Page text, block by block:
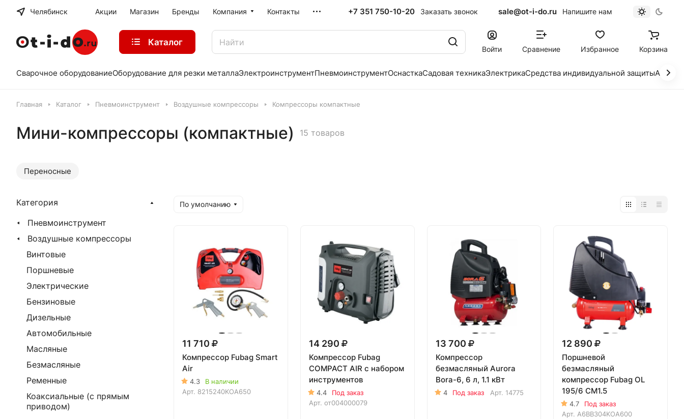
Челябинск Акции Магазин Бренды Компания Контакты +7 351 750-10-20 Заказать звонок sale@ot-i-do.ru Напишите нам
Каталог
Войти Сравнение Избранное Корзина
Сварочное оборудованиеОборудование для резки металлаЭлектроинструментПневмоинструментОснасткаСадовая техникаЭлектрикаСредства индивидуальной защиты
Главная Каталог Пневмоинструмент Воздушные компрессоры Компрессоры компактные
Мини-компрессоры (компактные) 15 товаров
Переносные
По умолчанию
11 710
Компрессор Fubag Smart
Air
4.3
В наличии
Арт. 8215240KOA650
14 290
Компрессор Fubag
COMPACT AIR с набором
инструментов
4.4
Под заказ
Арт. от004000079
13 700
Компрессор
безмасляный Aurora
Bora-6, 6 л, 1.1 кВт
4 Под заказ Арт. 14775
12 890
Поршневой
безмасляный
компрессор Fubag OL
195/6 CM1.5
4.7
Под заказ
Арт. A6BB304KOA600
Категория
Пневмоинструмент
Воздушные компрессоры
Винтовые
Поршневые
Электрические
Бензиновые
Дизельные
Автомобильные
Масляные
Безмасляные
Ременные
Коаксиальные (с прямым
приводом)